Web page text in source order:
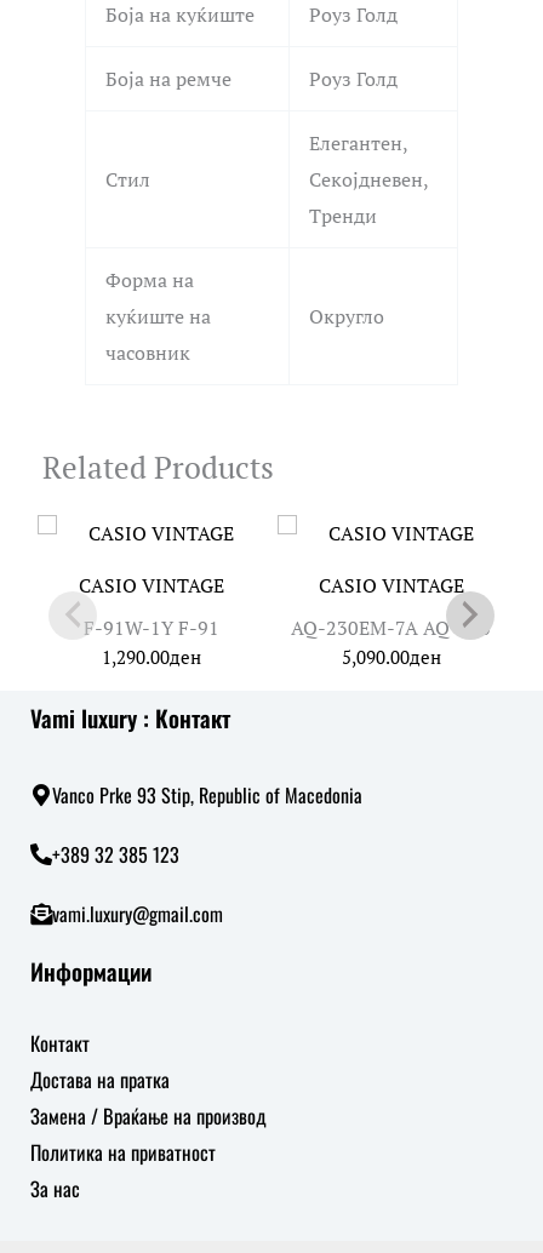
Боја на куќиште Роуз Голд
Боја на ремче Роуз Голд
Стил
Елегантен,
Секојдневен,
Тренди
Форма на
куќиште на
часовник
Округло
Related Products
CASIO VINTAGE
F-91W-1Y F-91
1,290.00ден
CASIO VINTAGE
AQ-230EM-7A AQ-230
5,090.00ден
Vami luxury : Контакт
Vanco Prke 93 Stip, Republic of Macedonia
+389 32 385 123
vami.luxury@gmail.com
Информации
Контакт
Достава на пратка
Замена / Враќање на производ
Политика на приватност
За нас